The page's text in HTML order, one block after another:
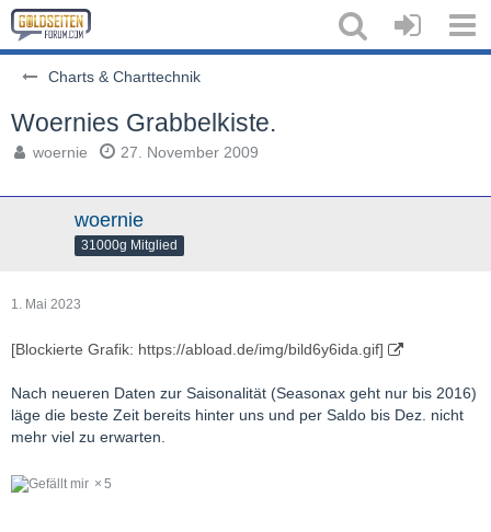
Charts & Charttechnik
Woernies Grabbelkiste.
woernie 27. November 2009
woernie
31000g Mitglied
1. Mai 2023
[Blockierte Grafik: https://abload.de/img/bild6y6ida.gif]
Nach neueren Daten zur Saisonalität (Seasonax geht nur bis 2016)
läge die beste Zeit bereits hinter uns und per Saldo bis Dez. nicht
mehr viel zu erwarten.
5